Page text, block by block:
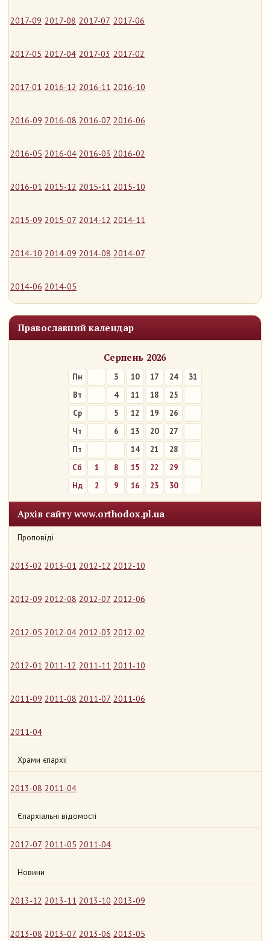
2017-09 2017-08 2017-07 2017-06
2017-05 2017-04 2017-03 2017-02
2017-01 2016-12 2016-11 2016-10
2016-09 2016-08 2016-07 2016-06
2016-05 2016-04 2016-03 2016-02
2016-01 2015-12 2015-11 2015-10
2015-09 2015-07 2014-12 2014-11
2014-10 2014-09 2014-08 2014-07
2014-06 2014-05
Православний календар
Серпень 2026
Пн 3 10 17 24
31
Вт
4 11 18
25
Ср
5 12 19
26
Чт
6 13 20
27
Пт
14 21
28
Сб
1 8 15 22
29
Нд
2 9 16 23 30
Архів сайту www.orthodox.pl.ua
Проповіді
2013-02 2013-01 2012-12 2012-10
2012-09 2012-08 2012-07 2012-06
2012-05 2012-04 2012-03 2012-02
2012-01 2011-12 2011-11 2011-10
2011-09 2011-08 2011-07 2011-06
2011-04
Храми єпархії
2013-08 2011-04
Єпархіальні відомості
2012-07 2011-05 2011-04
Новини
2013-12 2013-11 2013-10 2013-09
2013-08 2013-07 2013-06 2013-05